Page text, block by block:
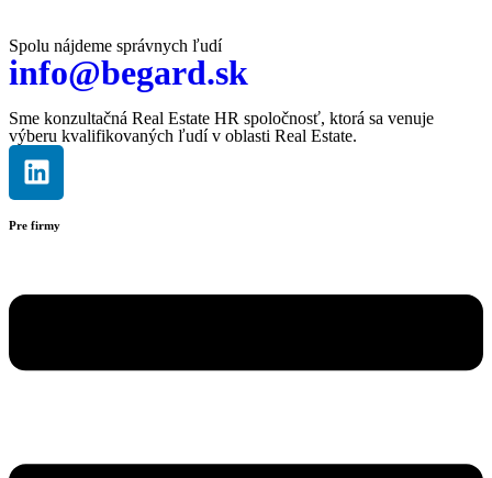
Spolu nájdeme správnych ľudí
info@begard.sk
Sme konzultačná Real Estate HR spoločnosť, ktorá sa venuje
výberu kvalifikovaných ľudí v oblasti Real Estate.
Pre firmy